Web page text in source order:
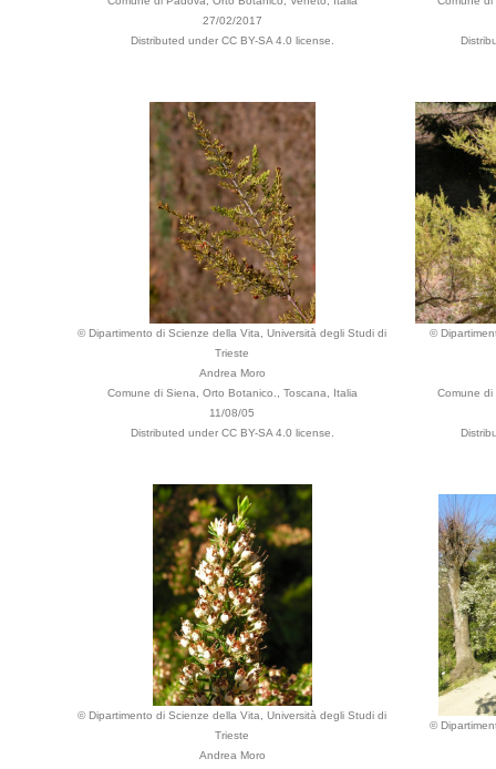
27/02/2017
Distributed under CC BY-SA 4.0 license.
© Dipartimento di Scienze della Vita, Università degli Studi di
Trieste
Andrea Moro
Comune di Siena, Orto Botanico., Toscana, Italia
11/08/05
Distributed under CC BY-SA 4.0 license.
©
Comune
© Dipartimento di Scienze della Vita, Università degli Studi di
Trieste
Andrea Moro
©